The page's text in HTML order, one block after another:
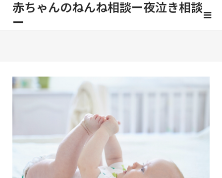
赤ちゃんのねんね相談ー夜泣き相談
ー